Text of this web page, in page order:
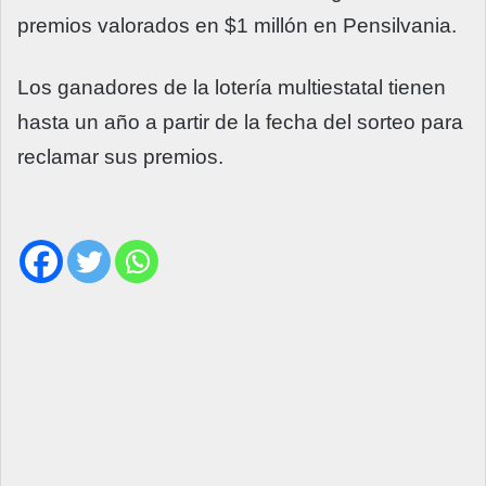
premios valorados en $1 millón en Pensilvania.
Los ganadores de la lotería multiestatal tienen
hasta un año a partir de la fecha del sorteo para
reclamar sus premios.